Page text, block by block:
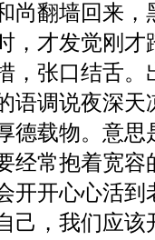
尚翻墙回来，
，才发觉刚才
，张口结舌。
语调说夜深天
德载物。意
经常抱着宽
开开心心活到
己，我们应该